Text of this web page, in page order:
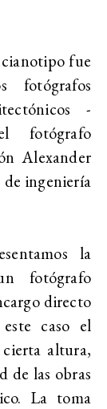
fue
fotógrafos
-
fotógrafo
Alexander
de ingeniería
la
fotógrafo
directo
caso el
altura,
de las obras
La toma